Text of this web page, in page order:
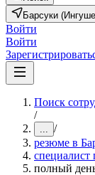
Барсуки
Войти
Войти
Поиск
/
... /
резюме в
полный